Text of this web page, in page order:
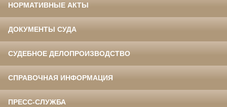
НОРМАТИВНЫЕ АКТЫ
ДОКУМЕНТЫ СУДА
СУДЕБНОЕ ДЕЛОПРОИЗВОДСТВО
СПРАВОЧНАЯ ИНФОРМАЦИЯ
ПРЕСС-СЛУЖБА